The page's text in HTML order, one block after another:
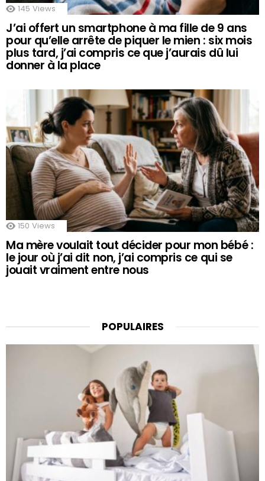
145 Views
J’ai offert un smartphone à ma fille de 9 ans
pour qu’elle arrête de piquer le mien : six mois
plus tard, j’ai compris ce que j’aurais dû lui
donner à la place
150 Views
Ma mère voulait tout décider pour mon bébé :
le jour où j’ai dit non, j’ai compris ce qui se
jouait vraiment entre nous
POPULAIRES